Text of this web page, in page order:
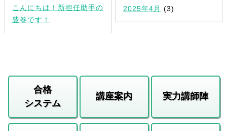
こんにちは！新担任助手の
豊巻です！
2025年4月 (3)
合格
システム
講座案内 実力講師陣